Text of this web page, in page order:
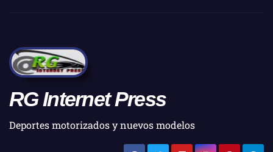
RG Internet Press
Deportes motorizados y nuevos modelos